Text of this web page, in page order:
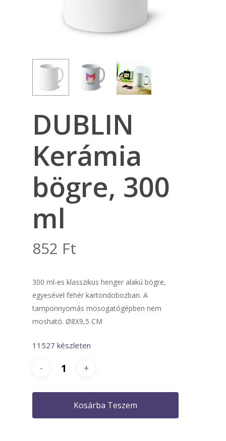
DUBLIN
Kerámia
bögre, 300
ml
852 Ft
300 ml-es klasszikus henger alakú bögre,
egyesével fehér kartondobozban. A
tamponnyomás mosogatógépben nem
mosható. Ø8X9,5 CM
11527 készleten
Kosárba Teszem